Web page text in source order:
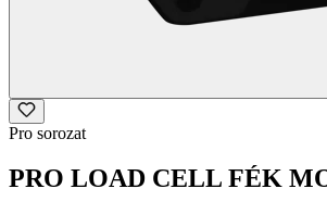
Pro sorozat
PRO LOAD CELL FÉK